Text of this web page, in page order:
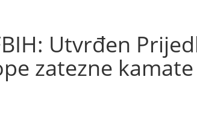
Utvrđen
zatezne